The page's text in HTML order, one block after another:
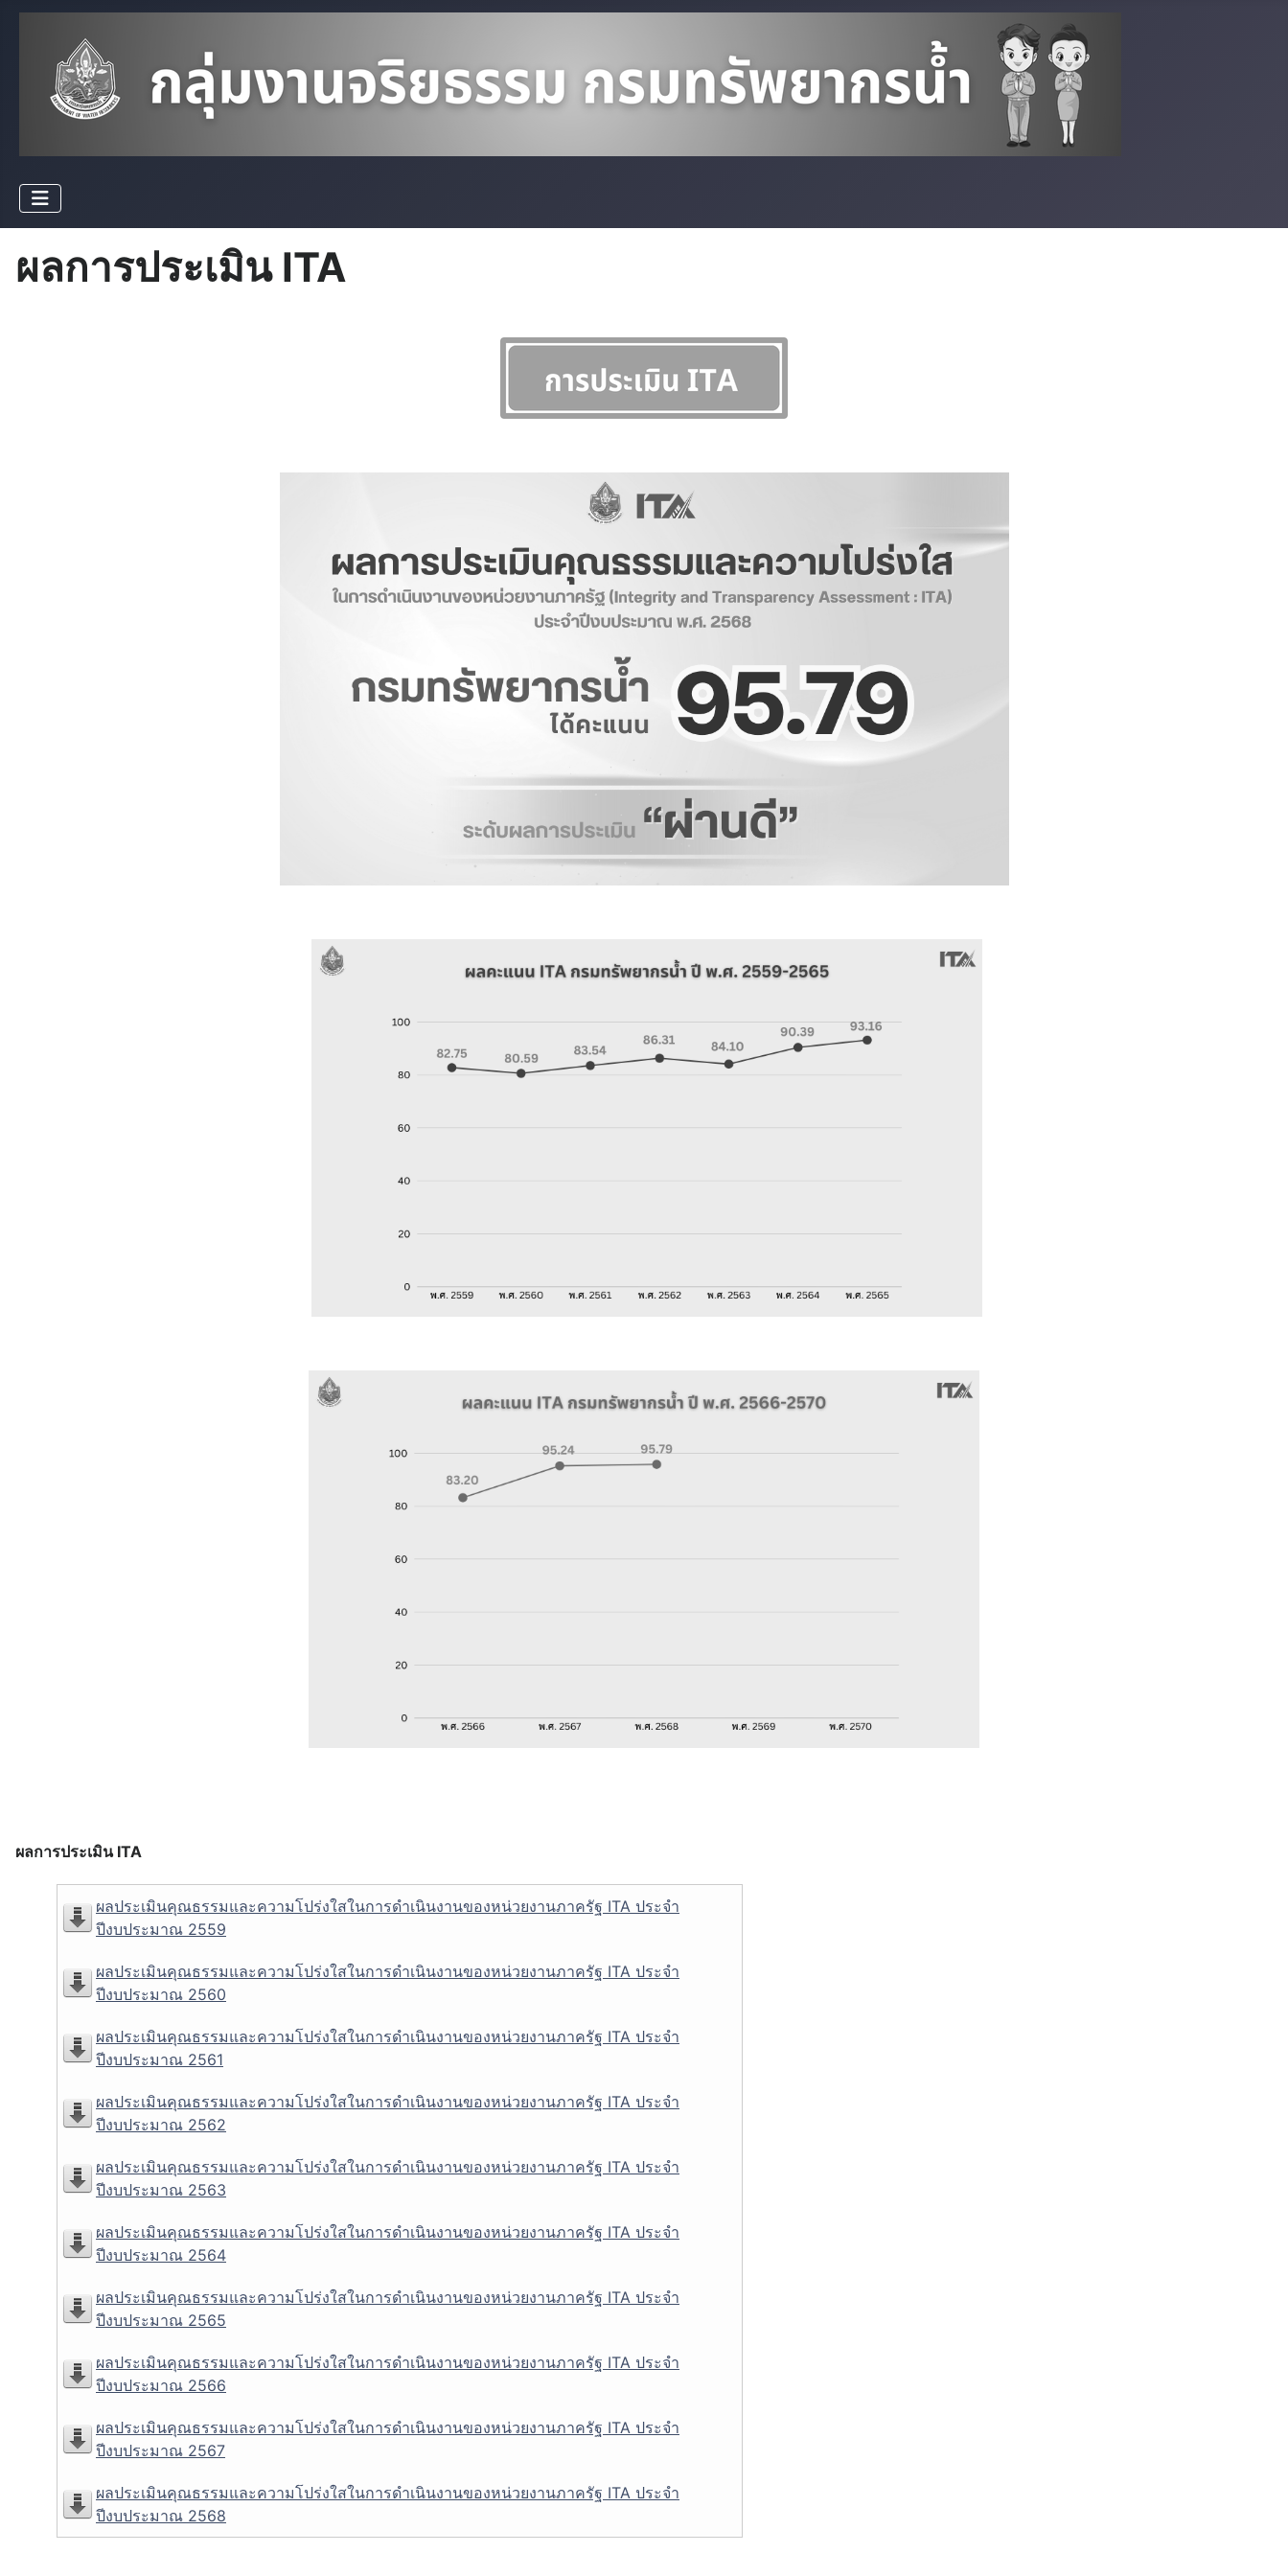
ผลการประเมิน ITA
ผลการประเมิน ITA
ผลประเมินคุณธรรมและความโปร่งใสในการดำเนินงานของหน่วยงานภาครัฐ ITA ประจำ
ปีงบประมาณ 2559
ผลประเมินคุณธรรมและความโปร่งใสในการดำเนินงานของหน่วยงานภาครัฐ ITA ประจำ
ปีงบประมาณ 2560
ผลประเมินคุณธรรมและความโปร่งใสในการดำเนินงานของหน่วยงานภาครัฐ ITA ประจำ
ปีงบประมาณ 2561
ผลประเมินคุณธรรมและความโปร่งใสในการดำเนินงานของหน่วยงานภาครัฐ ITA ประจำ
ปีงบประมาณ 2562
ผลประเมินคุณธรรมและความโปร่งใสในการดำเนินงานของหน่วยงานภาครัฐ ITA ประจำ
ปีงบประมาณ 2563
ผลประเมินคุณธรรมและความโปร่งใสในการดำเนินงานของหน่วยงานภาครัฐ ITA ประจำ
ปีงบประมาณ 2564
ผลประเมินคุณธรรมและความโปร่งใสในการดำเนินงานของหน่วยงานภาครัฐ ITA ประจำ
ปีงบประมาณ 2565
ผลประเมินคุณธรรมและความโปร่งใสในการดำเนินงานของหน่วยงานภาครัฐ ITA ประจำ
ปีงบประมาณ 2566
ผลประเมินคุณธรรมและความโปร่งใสในการดำเนินงานของหน่วยงานภาครัฐ ITA ประจำ
ปีงบประมาณ 2567
ผลประเมินคุณธรรมและความโปร่งใสในการดำเนินงานของหน่วยงานภาครัฐ ITA ประจำ
ปีงบประมาณ 2568